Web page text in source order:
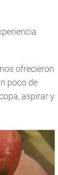
ofrecieron
poco de
aspirar y